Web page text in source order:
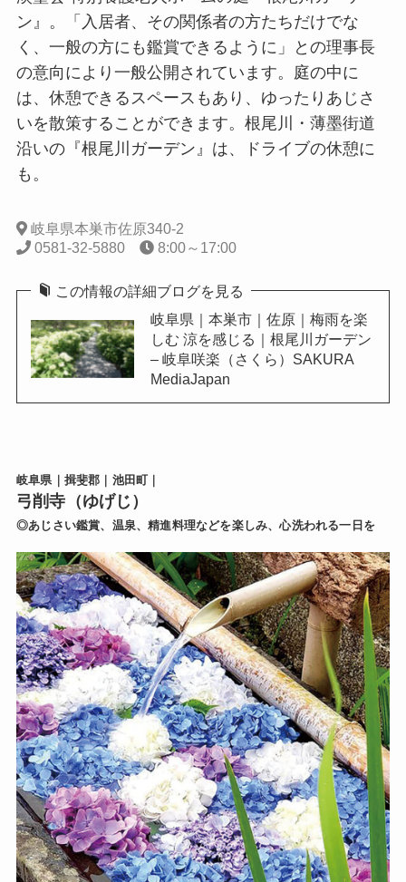
ン』。「入居者、その関係者の方たちだけでな
く、一般の方にも鑑賞できるように」との理事長
の意向により一般公開されています。庭の中に
は、休憩できるスペースもあり、ゆったりあじさ
いを散策することができます。根尾川・薄墨街道
沿いの『根尾川ガーデン』は、ドライブの休憩に
も。
岐阜県本巣市佐原340-2
0581-32-5880
8:00～17:00
この情報の詳細ブログを見る
岐阜県｜本巣市｜佐原｜梅雨を楽
しむ 涼を感じる｜根尾川ガーデン
– 岐阜咲楽（さくら）SAKURA
MediaJapan
岐阜県｜揖斐郡｜池田町｜
弓削寺（ゆげじ）
◎あじさい鑑賞、温泉、精進料理などを楽しみ、心洗われる一日を